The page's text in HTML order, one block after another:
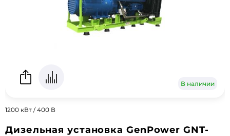
В наличии
1200 кВт / 400 В
Дизельная установка GenPower GNT-